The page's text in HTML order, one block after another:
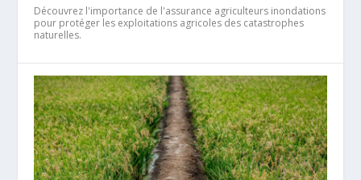
Découvrez l'importance de l'assurance agriculteurs inondations
pour protéger les exploitations agricoles des catastrophes
naturelles.